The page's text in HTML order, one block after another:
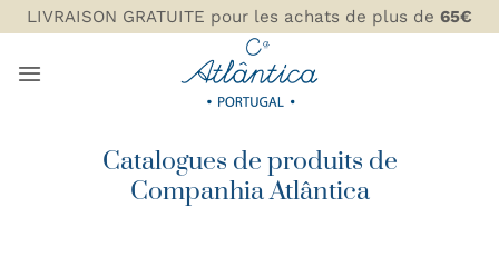
Passer
au
contenu
LIVRAISON GRATUITE pour les achats de plus de 65€
Catalogues de produits de
Companhia Atlântica